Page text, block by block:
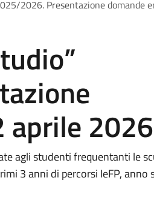
2026. Presentazione domande
aprile
agli studenti frequentanti le
3 anni di percorsi IeFP, anno